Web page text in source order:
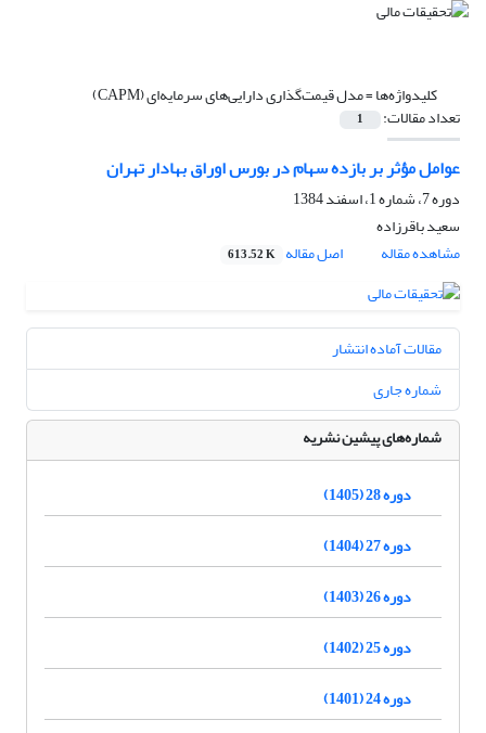
کلیدواژه‌ها =مدل قیمت‌گذاری دارایی‌های سرمایه‌ای (CAPM)
تعداد مقالات: 1
عوامل مؤثر بر بازده سهام در بورس اوراق بهادار تهران
دوره 7، شماره 1، اسفند 1384
سعید باقرزاده
مشاهده مقاله
اصل مقاله 613.52 K
مقالات آماده انتشار
شماره جاری
شماره‌های پیشین نشریه
دوره 28 (1405)
دوره 27 (1404)
دوره 26 (1403)
دوره 25 (1402)
دوره 24 (1401)